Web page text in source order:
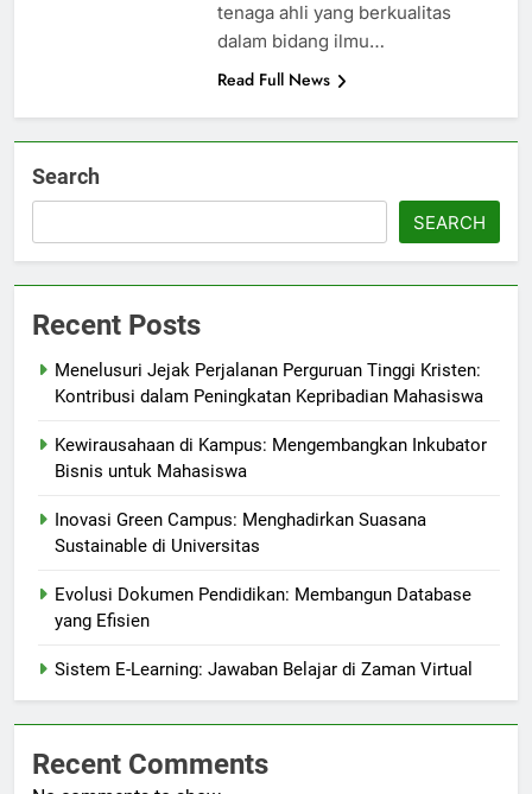
tenaga ahli yang berkualitas
dalam bidang ilmu…
Read Full News
Search
SEARCH
Recent Posts
Menelusuri Jejak Perjalanan Perguruan Tinggi Kristen:
Kontribusi dalam Peningkatan Kepribadian Mahasiswa
Kewirausahaan di Kampus: Mengembangkan Inkubator
Bisnis untuk Mahasiswa
Inovasi Green Campus: Menghadirkan Suasana
Sustainable di Universitas
Evolusi Dokumen Pendidikan: Membangun Database
yang Efisien
Sistem E-Learning: Jawaban Belajar di Zaman Virtual
Recent Comments